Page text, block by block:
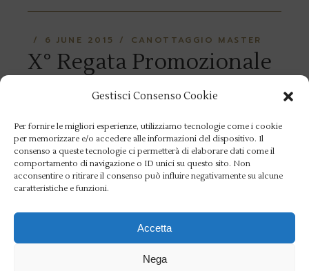
Gestisci Consenso Cookie
Per fornire le migliori esperienze, utilizziamo tecnologie come i cookie
per memorizzare e/o accedere alle informazioni del dispositivo. Il
consenso a queste tecnologie ci permetterà di elaborare dati come il
comportamento di navigazione o ID unici su questo sito. Non
acconsentire o ritirare il consenso può influire negativamente su alcune
caratteristiche e funzioni.
Accetta
Nega
6 JUNE 2015 CANOTTAGGIO MASTER
X° Regata Promozionale
Master Femminile “Onda
Rosa”
Sabato 6 giugno dalle ore 9:00 alle ore
13:00 presso il pontile del nostro Circolo si
svolgerà la X° Regata Promozionale Master
Femminile “Onda Rosa”